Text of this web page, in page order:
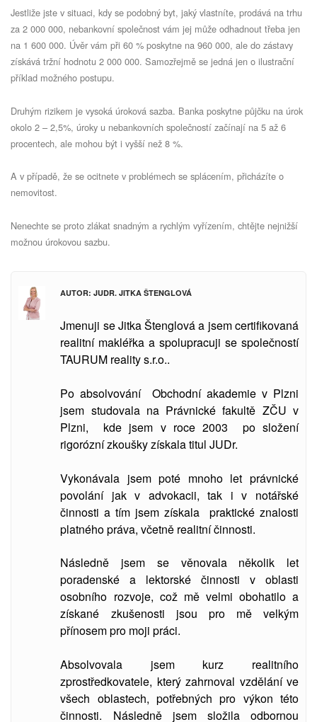
Jestliže jste v situaci, kdy se podobný byt, jaký vlastníte, prodává na trhu
za 2 000 000, nebankovní společnost vám jej může odhadnout třeba jen
na 1 600 000. Úvěr vám při 60 % poskytne na 960 000, ale do zástavy
získává tržní hodnotu 2 000 000. Samozřejmě se jedná jen o ilustrační
příklad možného postupu.
Druhým rizikem je vysoká úroková sazba. Banka poskytne půjčku na úrok
okolo 2 – 2,5%, úroky u nebankovních společností začínají na 5 až 6
procentech, ale mohou být i vyšší než 8 %.
A v případě, že se ocitnete v problémech se splácením, přicházíte o
nemovitost.
Nenechte se proto zlákat snadným a rychlým vyřízením, chtějte nejnižší
možnou úrokovou sazbu.
AUTOR: JUDR. JITKA ŠTENGLOVÁ
Jmenuji se Jitka Štenglová a jsem certifikovaná
realitní makléřka a spolupracuji se společností
TAURUM reality s.r.o..
Po absolvování Obchodní akademie v Plzni
jsem studovala na Právnické fakultě ZČU v
Plzni, kde jsem v roce 2003 po složení
rigorózní zkoušky získala titul JUDr.
Vykonávala jsem poté mnoho let právnické
povolání jak v advokacii, tak i v notářské
činnosti a tím jsem získala praktické znalosti
platného práva, včetně realitní činnosti.
Následně jsem se věnovala několik let
poradenské a lektorské činnosti v oblasti
osobního rozvoje, což mě velmi obohatilo a
získané zkušenosti jsou pro mě velkým
přínosem pro moji práci.
Absolvovala jsem kurz realitního
zprostředkovatele, který zahrnoval vzdělání ve
všech oblastech, potřebných pro výkon této
činnosti. Následně jsem složila odbornou